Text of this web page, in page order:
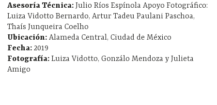
Asesoría Técnica: Julio Ríos Espínola Apoyo Fotográfico:
Luiza Vidotto Bernardo, Artur Tadeu Paulani Paschoa,
Thaís Junqueira Coelho
Ubicación: Alameda Central, Ciudad de México
Fecha: 2019
Fotografía: Luiza Vidotto, Gonzálo Mendoza y Julieta
Amigo